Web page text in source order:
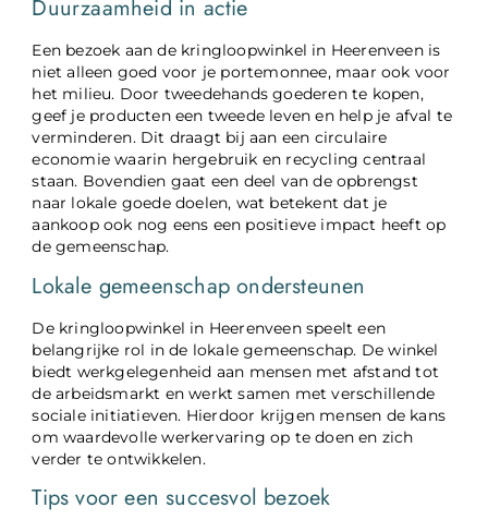
Duurzaamheid in actie
Een bezoek aan de kringloopwinkel in Heerenveen is
niet alleen goed voor je portemonnee, maar ook voor
het milieu. Door tweedehands goederen te kopen,
geef je producten een tweede leven en help je afval te
verminderen. Dit draagt bij aan een circulaire
economie waarin hergebruik en recycling centraal
staan. Bovendien gaat een deel van de opbrengst
naar lokale goede doelen, wat betekent dat je
aankoop ook nog eens een positieve impact heeft op
de gemeenschap.
Lokale gemeenschap ondersteunen
De kringloopwinkel in Heerenveen speelt een
belangrijke rol in de lokale gemeenschap. De winkel
biedt werkgelegenheid aan mensen met afstand tot
de arbeidsmarkt en werkt samen met verschillende
sociale initiatieven. Hierdoor krijgen mensen de kans
om waardevolle werkervaring op te doen en zich
verder te ontwikkelen.
Tips voor een succesvol bezoek